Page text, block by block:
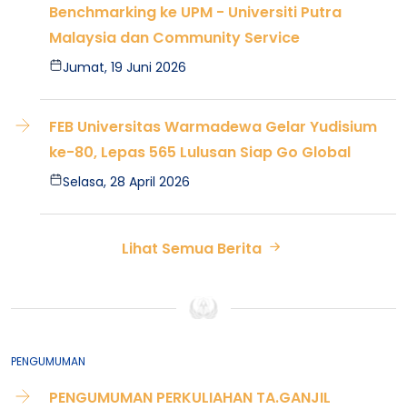
Benchmarking ke UPM - Universiti Putra
Malaysia dan Community Service
Jumat, 19 Juni 2026
FEB Universitas Warmadewa Gelar Yudisium
ke-80, Lepas 565 Lulusan Siap Go Global
Selasa, 28 April 2026
Lihat Semua Berita
PENGUMUMAN
PENGUMUMAN PERKULIAHAN TA.GANJIL